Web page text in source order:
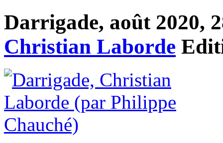
Darrigade, août 2020,
Christian Laborde